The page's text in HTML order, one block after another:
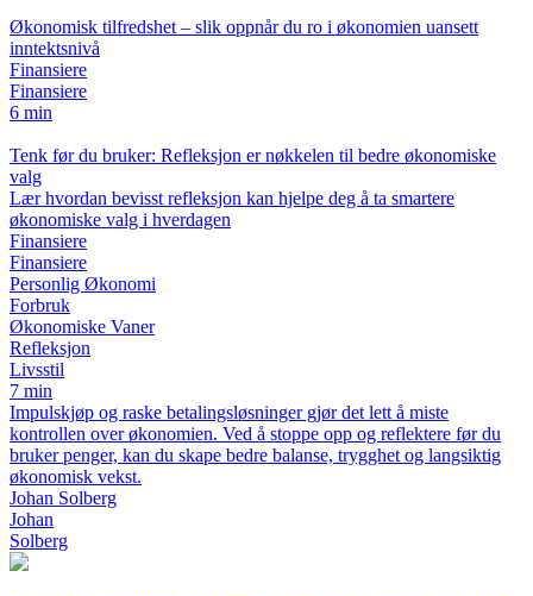
Økonomisk tilfredshet – slik oppnår du ro i økonomien uansett
inntektsnivå
Finansiere
Finansiere
6 min
Tenk før du bruker: Refleksjon er nøkkelen til bedre økonomiske
valg
Lær hvordan bevisst refleksjon kan hjelpe deg å ta smartere
økonomiske valg i hverdagen
Finansiere
Finansiere
Personlig Økonomi
Forbruk
Økonomiske Vaner
Refleksjon
Livsstil
7 min
Impulskjøp og raske betalingsløsninger gjør det lett å miste
kontrollen over økonomien. Ved å stoppe opp og reflektere før du
bruker penger, kan du skape bedre balanse, trygghet og langsiktig
økonomisk vekst.
Johan Solberg
Johan
Solberg